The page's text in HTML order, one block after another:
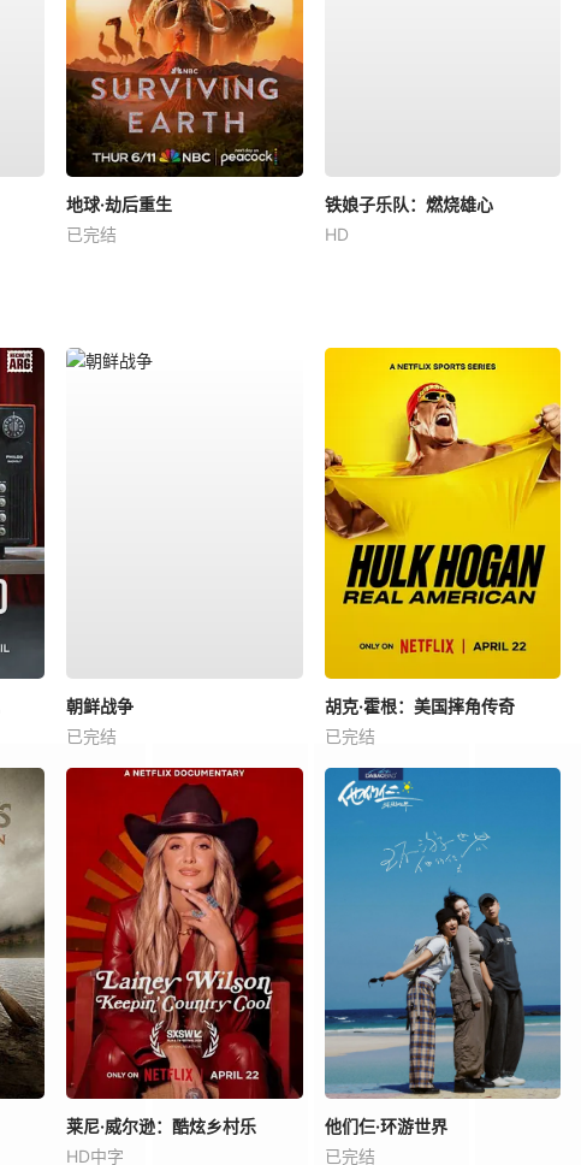
地球·劫后重生
已完结
铁娘子乐队：燃烧雄心
HD
朝鲜战争
已完结
胡克·霍根：美国摔角传奇
已完结
莱尼·威尔逊：酷炫乡村乐
HD中字
他们仨·环游世界
已完结